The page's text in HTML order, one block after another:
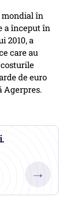
mondial în
a început în
2010, a
care au
de euro
Agerpres.
→